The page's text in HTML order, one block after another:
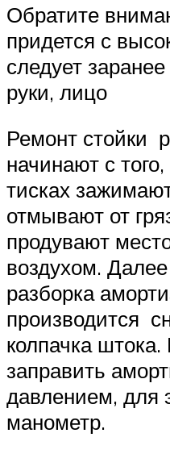
Обратите
придется с
следует
руки, лицо
Ремонт стойки
начинают с
тисках
отмывают от
продувают
воздухом.
разборка
производится
колпачка
заправить
давлением, для
манометр.